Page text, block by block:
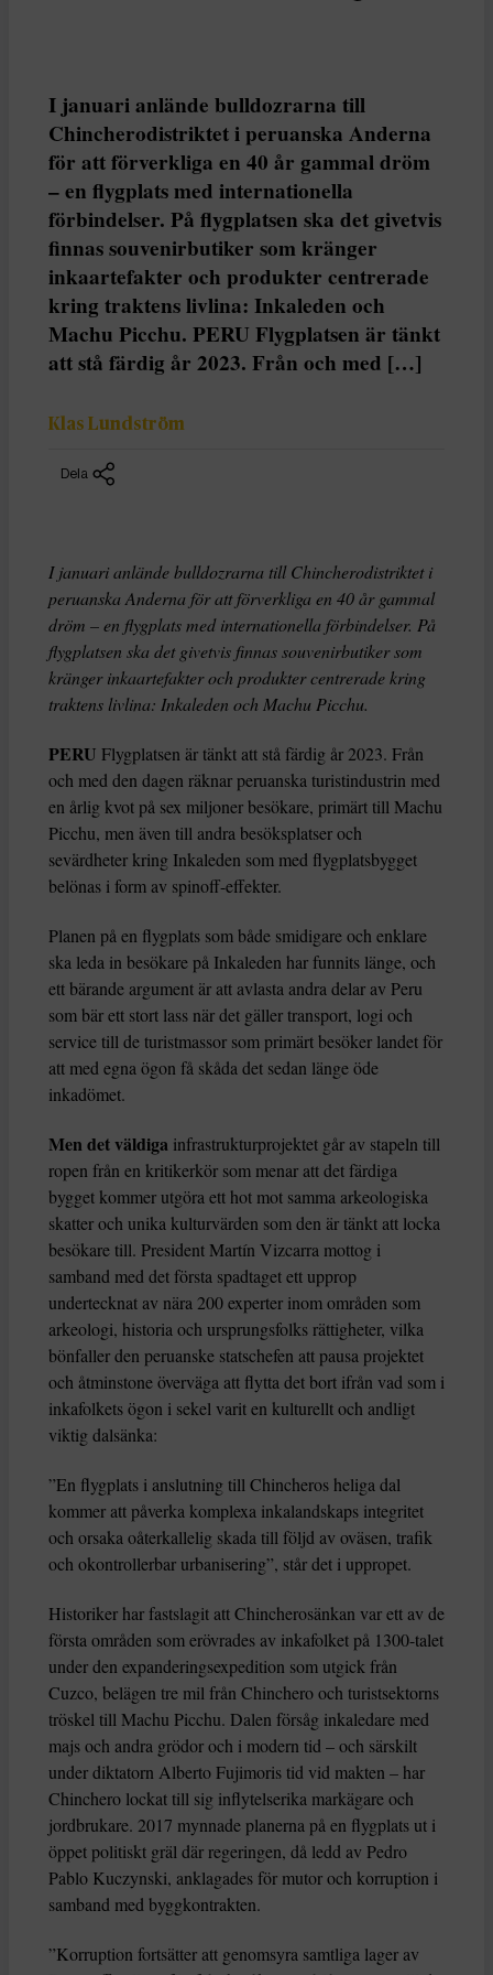
I januari anlände bulldozrarna till
Chincherodistriktet i peruanska Anderna
för att förverkliga en 40 år gammal dröm
– en flygplats med internationella
förbindelser. På flygplatsen ska det givetvis
finnas souvenirbutiker som kränger
inkaartefakter och produkter centrerade
kring traktens livlina: Inkaleden och
Machu Picchu. PERU Flygplatsen är tänkt
att stå färdig år 2023. Från och med […]
Klas Lundström
Dela
I januari anlände bulldozrarna till Chincherodistriktet i
peruanska Anderna för att förverkliga en 40 år gammal
dröm – en flygplats med internationella förbindelser. På
flygplatsen ska det givetvis finnas souvenirbutiker som
kränger inkaartefakter och produkter centrerade kring
traktens livlina: Inkaleden och Machu Picchu.
PERU Flygplatsen är tänkt att stå färdig år 2023. Från
och med den dagen räknar peruanska turistindustrin med
en årlig kvot på sex miljoner besökare, primärt till Machu
Picchu, men även till andra besöksplatser och
sevärdheter kring Inkaleden som med flygplatsbygget
belönas i form av spinoff-effekter.
Planen på en flygplats som både smidigare och enklare
ska leda in besökare på Inkaleden har funnits länge, och
ett bärande argument är att avlasta andra delar av Peru
som bär ett stort lass när det gäller transport, logi och
service till de turistmassor som primärt besöker landet för
att med egna ögon få skåda det sedan länge öde
inkadömet.
Men det väldiga infrastrukturprojektet går av stapeln till
ropen från en kritikerkör som menar att det färdiga
bygget kommer utgöra ett hot mot samma arkeologiska
skatter och unika kulturvärden som den är tänkt att locka
besökare till. President Martín Vizcarra mottog i
samband med det första spadtaget ett upprop
undertecknat av nära 200 experter inom områden som
arkeologi, historia och ursprungsfolks rättigheter, vilka
bönfaller den peruanske statschefen att pausa projektet
och åtminstone överväga att flytta det bort ifrån vad som i
inkafolkets ögon i sekel varit en kulturellt och andligt
viktig dalsänka:
”En flygplats i anslutning till Chincheros heliga dal
kommer att påverka komplexa inkalandskaps integritet
och orsaka oåterkallelig skada till följd av oväsen, trafik
och okontrollerbar urbanisering”, står det i uppropet.
Historiker har fastslagit att Chincherosänkan var ett av de
första områden som erövrades av inkafolket på 1300-talet
under den expanderingsexpedition som utgick från
Cuzco, belägen tre mil från Chinchero och turistsektorns
tröskel till Machu Picchu. Dalen försåg inkaledare med
majs och andra grödor och i modern tid – och särskilt
under diktatorn Alberto Fujimoris tid vid makten – har
Chinchero lockat till sig inflytelserika markägare och
jordbrukare. 2017 mynnade planerna på en flygplats ut i
öppet politiskt gräl där regeringen, då ledd av Pedro
Pablo Kuczynski, anklagades för mutor och korruption i
samband med byggkontrakten.
”Korruption fortsätter att genomsyra samtliga lager av